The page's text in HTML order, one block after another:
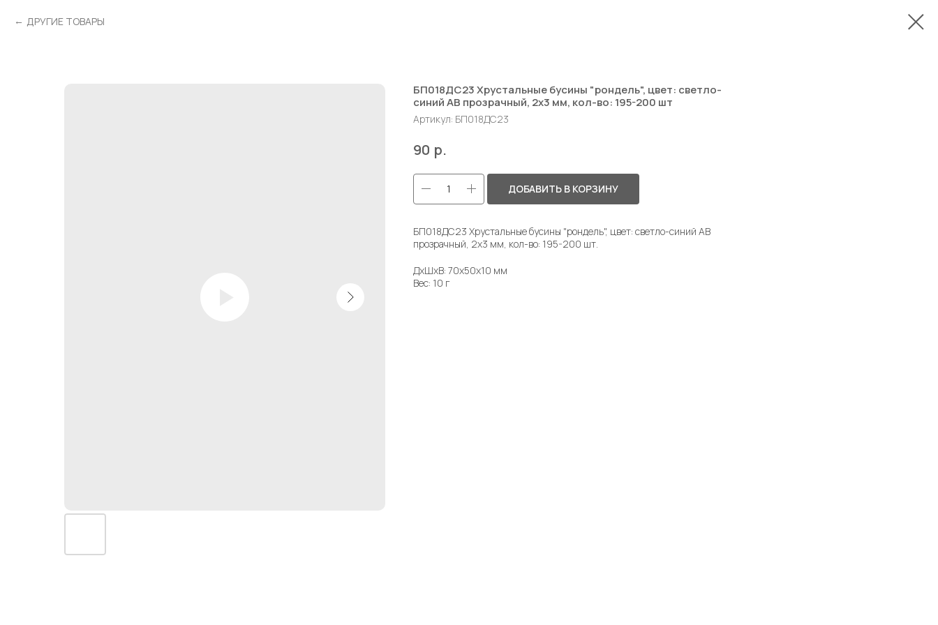
ДРУГИЕ ТОВАРЫ
БП018ДС23 Хрустальные бусины "рондель", цвет: светло-
синий AB прозрачный, 2х3 мм, кол-во: 195-200 шт
Артикул: БП018ДС23
90 р.
ДОБАВИТЬ В КОРЗИНУ
БП018ДС23 Хрустальные бусины "рондель", цвет: светло-синий AB
прозрачный, 2х3 мм, кол-во: 195-200 шт.
ДxШxВ: 70x50x10 мм
Вес: 10 г